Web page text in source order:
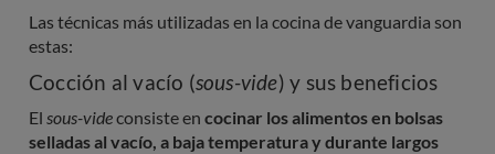
Las técnicas más utilizadas en la cocina de vanguardia son
estas:
Cocción al vacío (sous-vide) y sus beneficios
El sous-videconsiste en cocinar los alimentos en bolsas
selladas al vacío, a baja temperatura y durante largos